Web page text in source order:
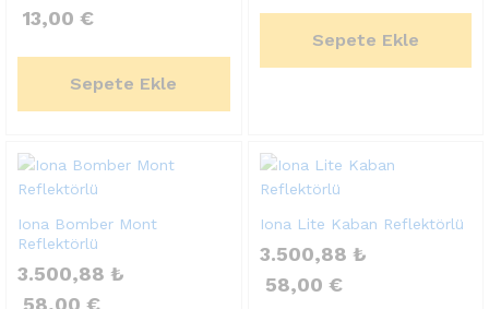
13,00 €
Sepete Ekle
Sepete Ekle
Iona Bomber Mont
Reflektörlü
3.500,88 ₺
58,00 €
Iona Lite Kaban Reflektörlü
3.500,88 ₺
58,00 €